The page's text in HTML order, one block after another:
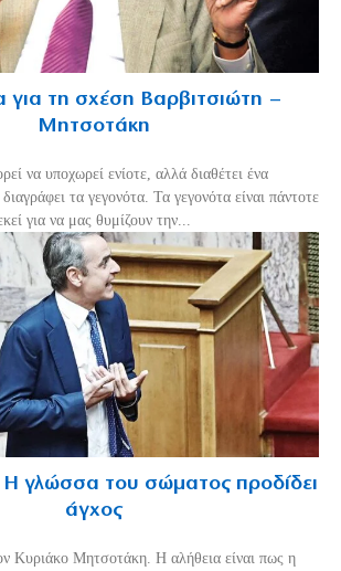
για τη σχέση Βαρβιτσιώτη –
Μητσοτάκη
να υποχωρεί ενίοτε, αλλά διαθέτει ένα
τα γεγονότα. Τα γεγονότα είναι πάντοτε
για να μας θυμίζουν την...
γλώσσα του σώματος προδίδει
άγχος
Κυριάκο Μητσοτάκη. Η αλήθεια είναι πως η